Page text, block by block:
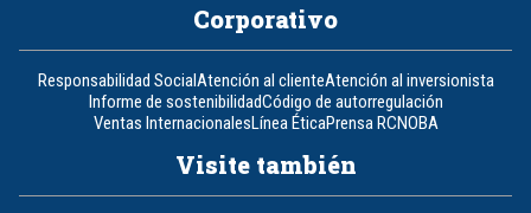
Corporativo
Responsabilidad SocialAtención al clienteAtención al inversionista
Informe de sostenibilidadCódigo de autorregulación
Ventas InternacionalesLínea ÉticaPrensa RCNOBA
Visite también